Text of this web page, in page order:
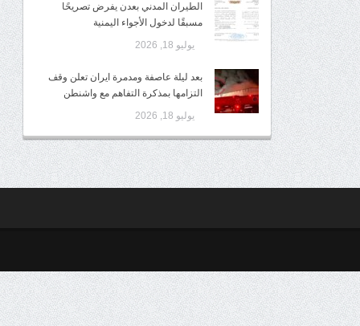
الطيران المدني بعدن يفرض تصريحًا
مسبقًا لدخول الأجواء اليمنية
يوليو 18, 2026
بعد ليلة عاصفة ومدمرة ايران تعلن وقف
التزامها بمذكرة التفاهم مع واشنطن
يوليو 18, 2026